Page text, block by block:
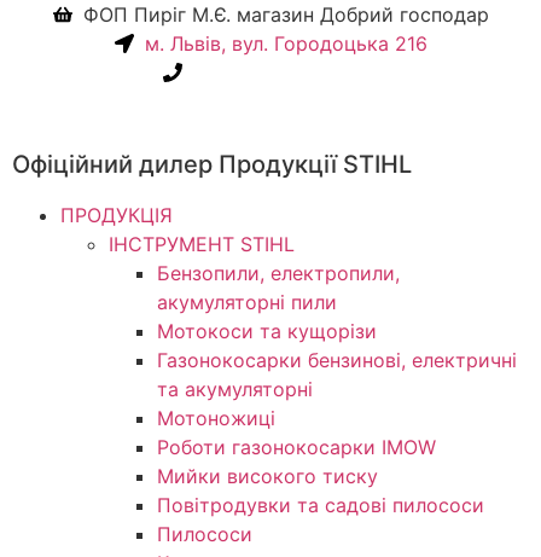
ФОП Пиріг М.Є. магазин Добрий господар
м. Львів, вул. Городоцька 216
Офіційний дилер Продукції STIHL
ПРОДУКЦІЯ
ІНСТРУМЕНТ STIHL
Бензопили, електропили,
акумуляторні пили
Мотокоси та кущорізи
Газонокосарки бензинові, електричні
та акумуляторні
Мотоножиці
Роботи газонокосарки IMOW
Мийки високого тиску
Повітродувки та садові пилососи
Пилососи